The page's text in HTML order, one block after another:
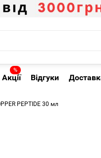
%
Акції Відгуки
PEPTIDE 30 мл